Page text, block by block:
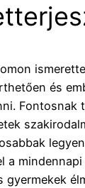
és
Fontosnak
a
gyermekek